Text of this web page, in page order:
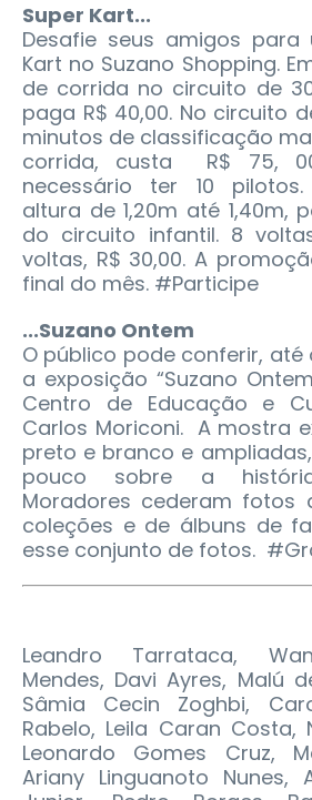
Super Kart...
Desafie seus amigos
Kart no Suzano Shopping.
de corrida no circuito de
paga R$ 40,00. No circuito
minutos de classificação
corrida, custa R$ 75,
necessário ter 10
altura de 1,20m até 1,40m,
do circuito infantil. 8
voltas, R$ 30,00. A
final do mês. #Participe
...Suzano Ontem
O público pode conferir, até
a exposição “Suzano
Centro de Educação e
Carlos Moriconi. A mostra
preto e branco e
pouco sobre a
Moradores cederam fotos
coleções e de álbuns de
esse conjunto de fotos.
Leandro Tarrataca,
Mendes, Davi Ayres, Malú
Sâmia Cecin Zoghbi,
Rabelo, Leila Caran Costa,
Leonardo Gomes Cruz,
Ariany Linguanoto Nunes,